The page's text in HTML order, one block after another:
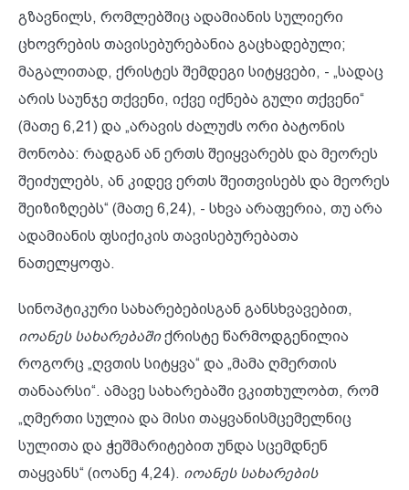
გზავნილს, რომლებშიც ადამიანის სულიერი
ცხოვრების თავისებურებანია გაცხადებული;
მაგალითად, ქრისტეს შემდეგი სიტყვები, - „სადაც
არის საუნჯე თქვენი, იქვე იქნება გული თქვენი“
(მათე 6,21) და „არავის ძალუძს ორი ბატონის
მონობა: რადგან ან ერთს შეიყვარებს და მეორეს
შეიძულებს, ან კიდევ ერთს შეითვისებს და მეორეს
შეიზიზღებს“ (მათე 6,24), - სხვა არაფერია, თუ არა
ადამიანის ფსიქიკის თავისებურებათა
ნათელყოფა.
სინოპტიკური სახარებებისგან განსხვავებით,
იოანეს სახარებაშიქრისტე წარმოდგენილია
როგორც „ღვთის სიტყვა“ და „მამა ღმერთის
თანაარსი“. ამავე სახარებაში ვკითხულობთ, რომ
„ღმერთი სულია და მისი თაყვანისმცემელნიც
სულითა და ჭეშმარიტებით უნდა სცემდნენ
თაყვანს“ (იოანე 4,24). იოანეს სახარების